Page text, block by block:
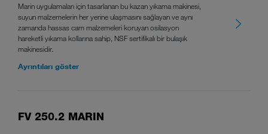
Marin uygulamaları için tasarlanan bu kazan yıkama makinesi,
suyun malzemelerin her yerine ulaşmasını sağlayan ve aynı
zamanda hassas cam malzemeleri koruyan osilasyon
hareketli yıkama kollarına sahip, NSF sertifikalı bir bulaşık
makinesidir.
Ayrıntıları göster
FV 250.2 MARIN